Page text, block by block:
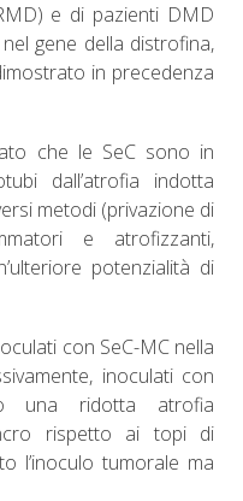
e di pazienti DMD
gene della distrofina,
in precedenza
che le SeC sono in
dall’atrofia indotta
metodi (privazione di
e atrofizzanti,
potenzialità di
con SeC-MC nella
inoculati con
una ridotta atrofia
rispetto ai topi di
l’inoculo tumorale ma